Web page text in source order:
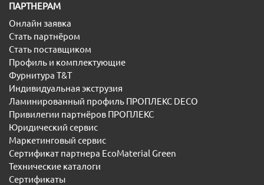
ПАРТНЕРАМ
Онлайн заявка
Стать партнёром
Стать поставщиком
Профиль и комплектующие
Фурнитура T&T
Индивидуальная экструзия
Ламинированный профиль ПРОПЛЕКС DECO
Привилегии партнёров ПРОПЛЕКС
Юридический сервис
Маркетинговый сервис
Сертификат партнера EcoMaterial Green
Технические каталоги
Сертификаты